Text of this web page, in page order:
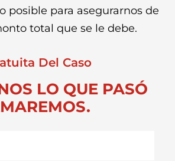
posible para asegurarnos de
total que se le debe.
Del Caso
LO QUE PASÓ